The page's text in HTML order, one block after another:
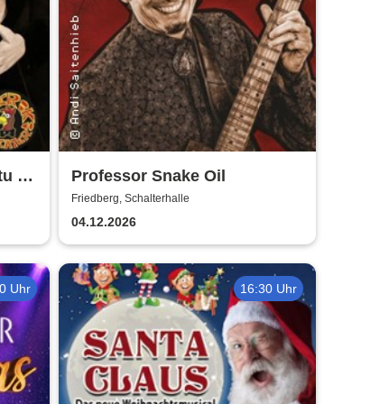
-
Professor Snake Oil
Friedberg, Schalterhalle
04.12.2026
Uhr 16:30 Uhr